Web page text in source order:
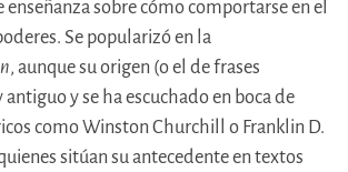
enseñanza sobre cómo comportarse en el
Se popularizó en la
, aunque su origen (o el de frases
y se ha escuchado en boca de
como Winston Churchill o Franklin D.
sitúan su antecedente en textos